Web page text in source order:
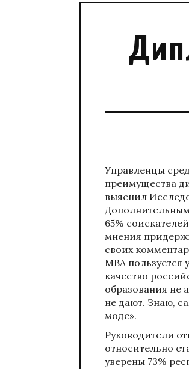
Управленцы
преимущества
выяснил
65%
мнения
своих
МВА пользуется
качество
образования не
не дают. Знаю,
моде».
Руководители
относительно
уверены 73%